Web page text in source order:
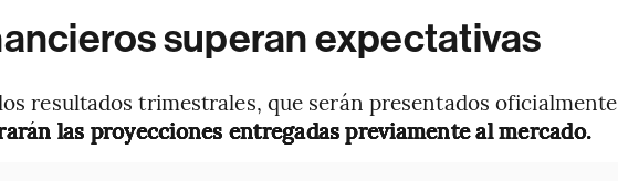
superan expectativas
resultados trimestrales, que serán presentados oficialmente
las proyecciones entregadas previamente al mercado.